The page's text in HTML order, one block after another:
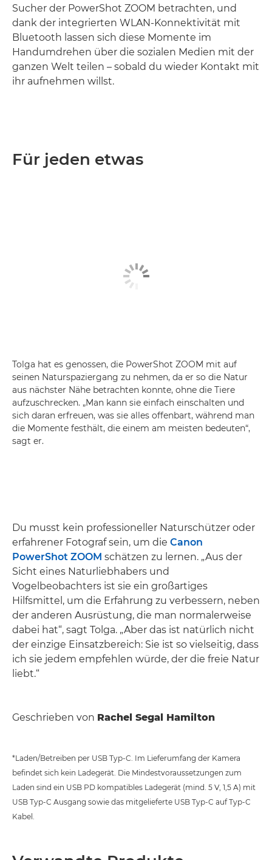
Sucher der PowerShot ZOOM betrachten, und
dank der integrierten WLAN-Konnektivität mit
Bluetooth lassen sich diese Momente im
Handumdrehen über die sozialen Medien mit der
ganzen Welt teilen – sobald du wieder Kontakt mit
ihr aufnehmen willst.
Für jeden etwas
Tolga hat es genossen, die PowerShot ZOOM mit auf
seinen Naturspaziergang zu nehmen, da er so die Natur
aus nächster Nähe betrachten konnte, ohne die Tiere
aufzuschrecken. „Man kann sie einfach einschalten und
sich daran erfreuen, was sie alles offenbart, während man
die Momente festhält, die einem am meisten bedeuten“,
sagt er.
Du musst kein professioneller Naturschützer oder
erfahrener Fotograf sein, um die Canon
PowerShot ZOOM schätzen zu lernen. „Aus der
Sicht eines Naturliebhabers und
Vogelbeobachters ist sie ein großartiges
Hilfsmittel, um die Erfahrung zu verbessern, neben
der anderen Ausrüstung, die man normalerweise
dabei hat“, sagt Tolga. „Aber das ist natürlich nicht
der einzige Einsatzbereich: Sie ist so vielseitig, dass
ich sie jedem empfehlen würde, der die freie Natur
liebt.“
Geschrieben von Rachel Segal Hamilton
*Laden/Betreiben per USB Typ-C. Im Lieferumfang der Kamera
befindet sich kein Ladegerät. Die Mindestvoraussetzungen zum
Laden sind ein USB PD kompatibles Ladegerät (mind. 5 V, 1,5 A) mit
USB Typ-C Ausgang sowie das mitgelieferte USB Typ-C auf Typ-C
Kabel.